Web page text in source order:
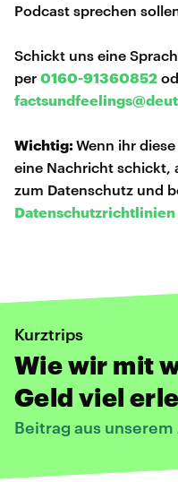
Podcast sprechen
Schickt uns eine
per 0160-91360852
Wichtig:Wenn ihr
eine Nachricht schickt,
zum Datenschutz und
Datenschutzrichtlinien
Kurztrips
Wie wir mit
Geld viel
Beitrag aus